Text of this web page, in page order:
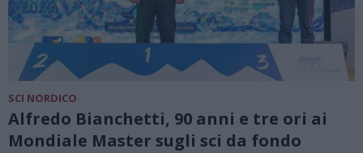
SCI NORDICO
Alfredo Bianchetti, 90 anni e tre ori ai
Mondiale Master sugli sci da fondo